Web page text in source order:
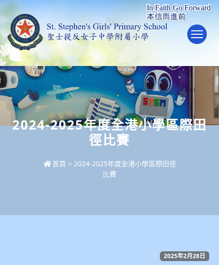
2024-2025年度全港小學區際田
徑比賽
首頁 > 2024-2025年度全港小學區際田徑
比賽
2025年2月28日